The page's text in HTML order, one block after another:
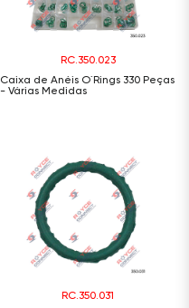
RC.350.023
Caixa de Anéis O´Rings 330 Peças
- Várias Medidas
RC.350.031